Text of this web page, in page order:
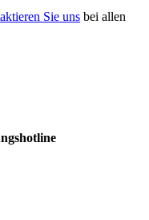
Sie uns bei allen